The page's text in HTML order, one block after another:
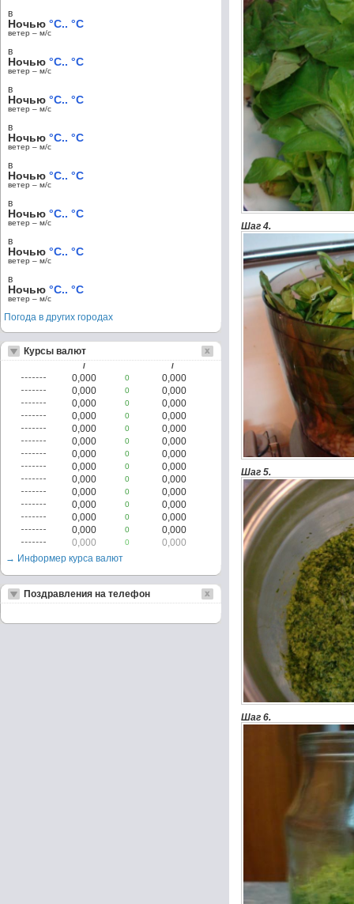
Шаг 4.
Шаг 5.
Шаг 6.
в
Ночью °C.. °C
ветер – м/c
в
Ночью °C.. °C
ветер – м/c
в
Ночью °C.. °C
ветер – м/c
в
Ночью °C.. °C
ветер – м/c
в
Ночью °C.. °C
ветер – м/c
в
Ночью °C.. °C
ветер – м/c
в
Ночью °C.. °C
ветер – м/c
в
Ночью °C.. °C
ветер – м/c
Погода в других городах
Курсы валют
/ /
0,000 0
0,000
0,000
0
0,000
0,000
0
0,000
0,000
0
0,000
0,000
0
0,000
0,000
0
0,000
0,000
0
0,000
0,000
0
0,000
0,000
0
0,000
0,000
0
0,000
0,000
0
0,000
0,000
0
0,000
0,000
0
0,000
0,000
0
0,000
→ Информер курса валют
Поздравления на телефон